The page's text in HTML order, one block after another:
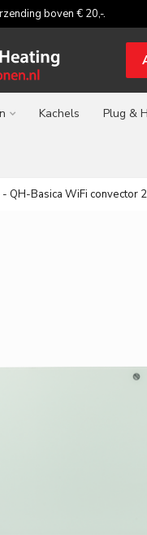
boven € 20,-.
Kachels Plug &
QH-Basica WiFi convector